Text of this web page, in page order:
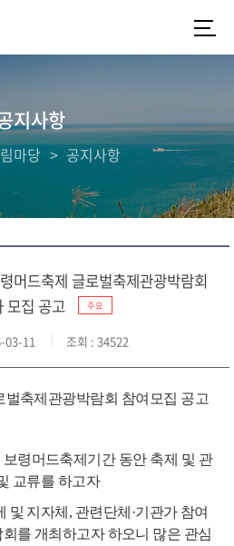
지사항
마당 공지사항
머드축제 글로벌축제관광박람회
모집 공고
주요
03-11 조회 : 34522
벌축제관광박람회 참여모집 공고
령머드축제기간 동안 축제 및 관
교류를 하고자
및 지자체, 관련단체·기관가 참여
를 개최 하고자하오니 많은 관심